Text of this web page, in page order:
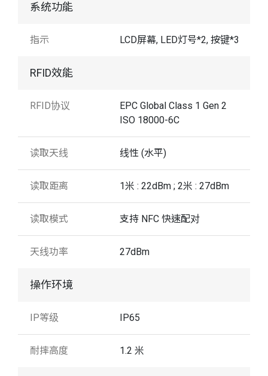
系统功能
指示 LCD屏幕, LED灯号*2, 按键*3
RFID效能
RFID协议
EPC Global Class 1 Gen 2
ISO 18000-6C
读取天线 线性 (水平)
读取距离 1米 : 22dBm ; 2米 : 27dBm
读取模式 支持 NFC 快速配对
天线功率 27dBm
操作环境
IP等级 IP65
耐摔高度 1.2 米